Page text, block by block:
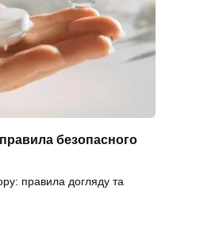
безопасного
правила догляду та